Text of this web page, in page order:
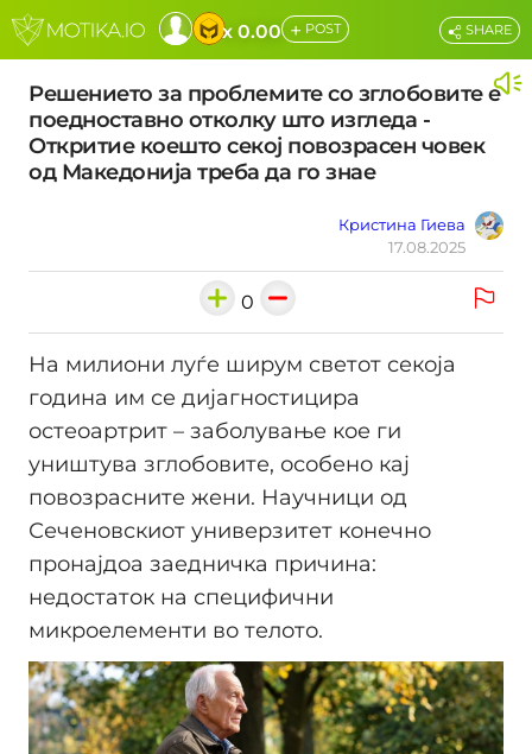
x 0.00 + POST
Решението за проблемите со зглобовите е
поедноставно отколку што изгледа -
Откритие коешто секој повозрасен човек
од Македонија треба да го знае
Кристина Гиева
17.08.2025
SHARE
0
На милиони луѓе ширум светот секоја
година им се дијагностицира
остеоартрит – заболување кое ги
уништува зглобовите, особено кај
повозрасните жени. Научници од
Сеченовскиот универзитет конечно
пронајдоа заедничка причина:
недостаток на специфични
микроелементи во телото.